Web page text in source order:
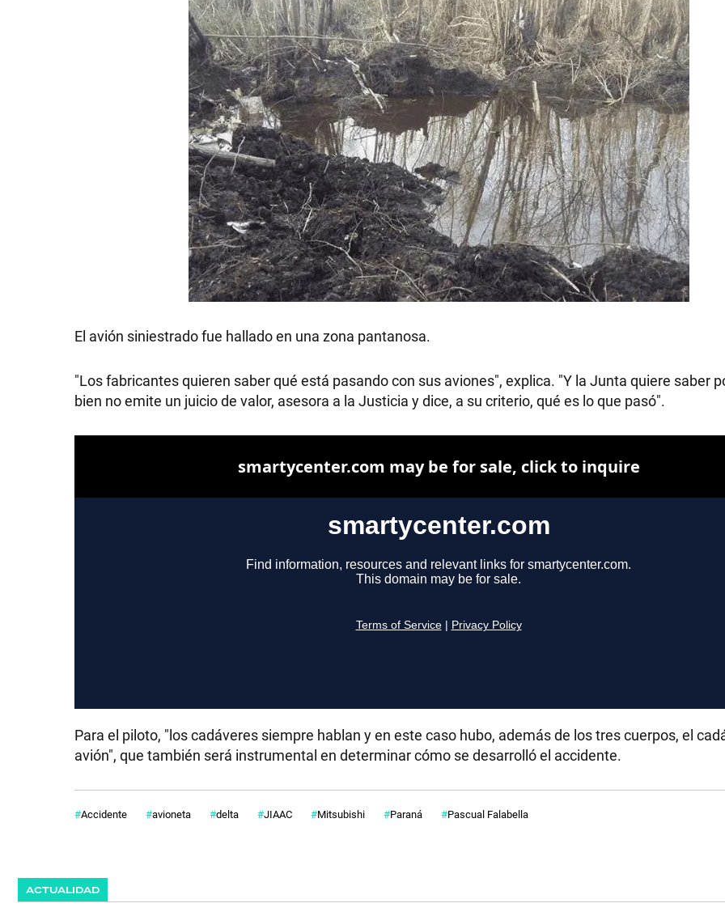
El avión siniestrado fue hallado en una zona pantanosa.
"Los fabricantes quieren saber qué está pasando con sus aviones", explica. "Y la Junta quiere saber
bien no emite un juicio de valor, asesora a la Justicia y dice, a su criterio, qué es lo que pasó".
Para el piloto, "los cadáveres siempre hablan y en este caso hubo, además de los tres cuerpos, el
avión", que también será instrumental en determinar cómo se desarrolló el accidente.
Accidente avioneta delta JIAAC Mitsubishi Paraná Pascual Falabella
ACTUALIDAD
DEPORTES
TECNOLOGÍA